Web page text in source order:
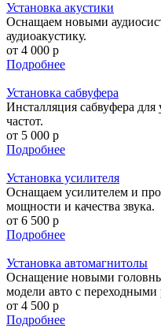
Установка акустики
Оснащаем новыми
аудиоакустику.
от 4 000 р
Подробнее
Установка сабвуфера
Инсталляция сабвуфера
частот.
от 5 000 р
Подробнее
Установка усилителя
Оснащаем усилителем и
мощности и качества звука.
от 6 500 р
Подробнее
Установка автомагнитолы
Оснащение новыми
модели авто с переходными
от 4 500 р
Подробнее